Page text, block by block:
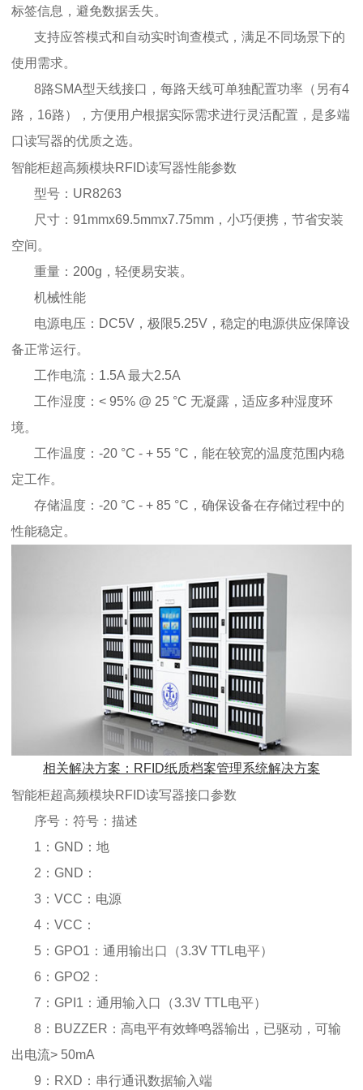
标签信息，避免数据丢失。
支持应答模式和自动实时询查模式，满足不同场景下的
使用需求。
8路SMA型天线接口，每路天线可单独配置功率（另有4
路，16路），方便用户根据实际需求进行灵活配置，是多端
口读写器的优质之选。
智能柜超高频模块RFID读写器性能参数
型号：UR8263
尺寸：91mmx69.5mmx7.75mm，小巧便携，节省安装
空间。
重量：200g，轻便易安装。
机械性能
电源电压：DC5V，极限5.25V，稳定的电源供应保障设
备正常运行。
工作电流：1.5A 最大2.5A
工作湿度：< 95% @ 25 °C 无凝露，适应多种湿度环
境。
工作温度：-20 °C - + 55 °C，能在较宽的温度范围内稳
定工作。
存储温度：-20 °C - + 85 °C，确保设备在存储过程中的
性能稳定。
相关解决方案：RFID纸质档案管理系统解决方案
智能柜超高频模块RFID读写器接口参数
序号：符号：描述
1：GND：地
2：GND：
3：VCC：电源
4：VCC：
5：GPO1：通用输出口（3.3V TTL电平）
6：GPO2：
7：GPI1：通用输入口（3.3V TTL电平）
8：BUZZER：高电平有效蜂鸣器输出，已驱动，可输
出电流> 50mA
9：RXD：串行通讯数据输入端